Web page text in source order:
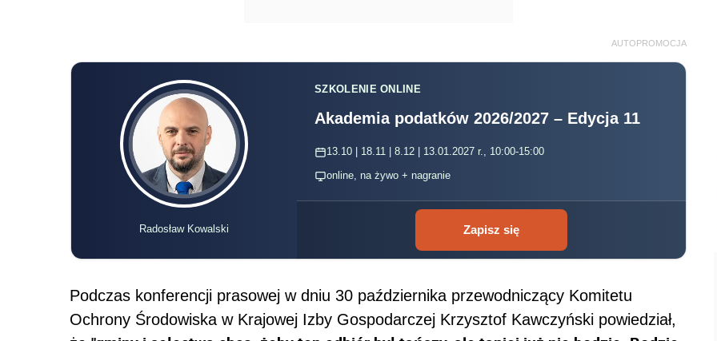
AUTOPROMOCJA
Radosław Kowalski
SZKOLENIE ONLINE
Akademia podatków 2026/2027 – Edycja 11
13.10 | 18.11 | 8.12 | 13.01.2027 r., 10:00-15:00
online, na żywo + nagranie
Zapisz się
Podczas konferencji prasowej w dniu 30 października przewodniczący Komitetu
Ochrony Środowiska w Krajowej Izby Gospodarczej Krzysztof Kawczyński powiedział,